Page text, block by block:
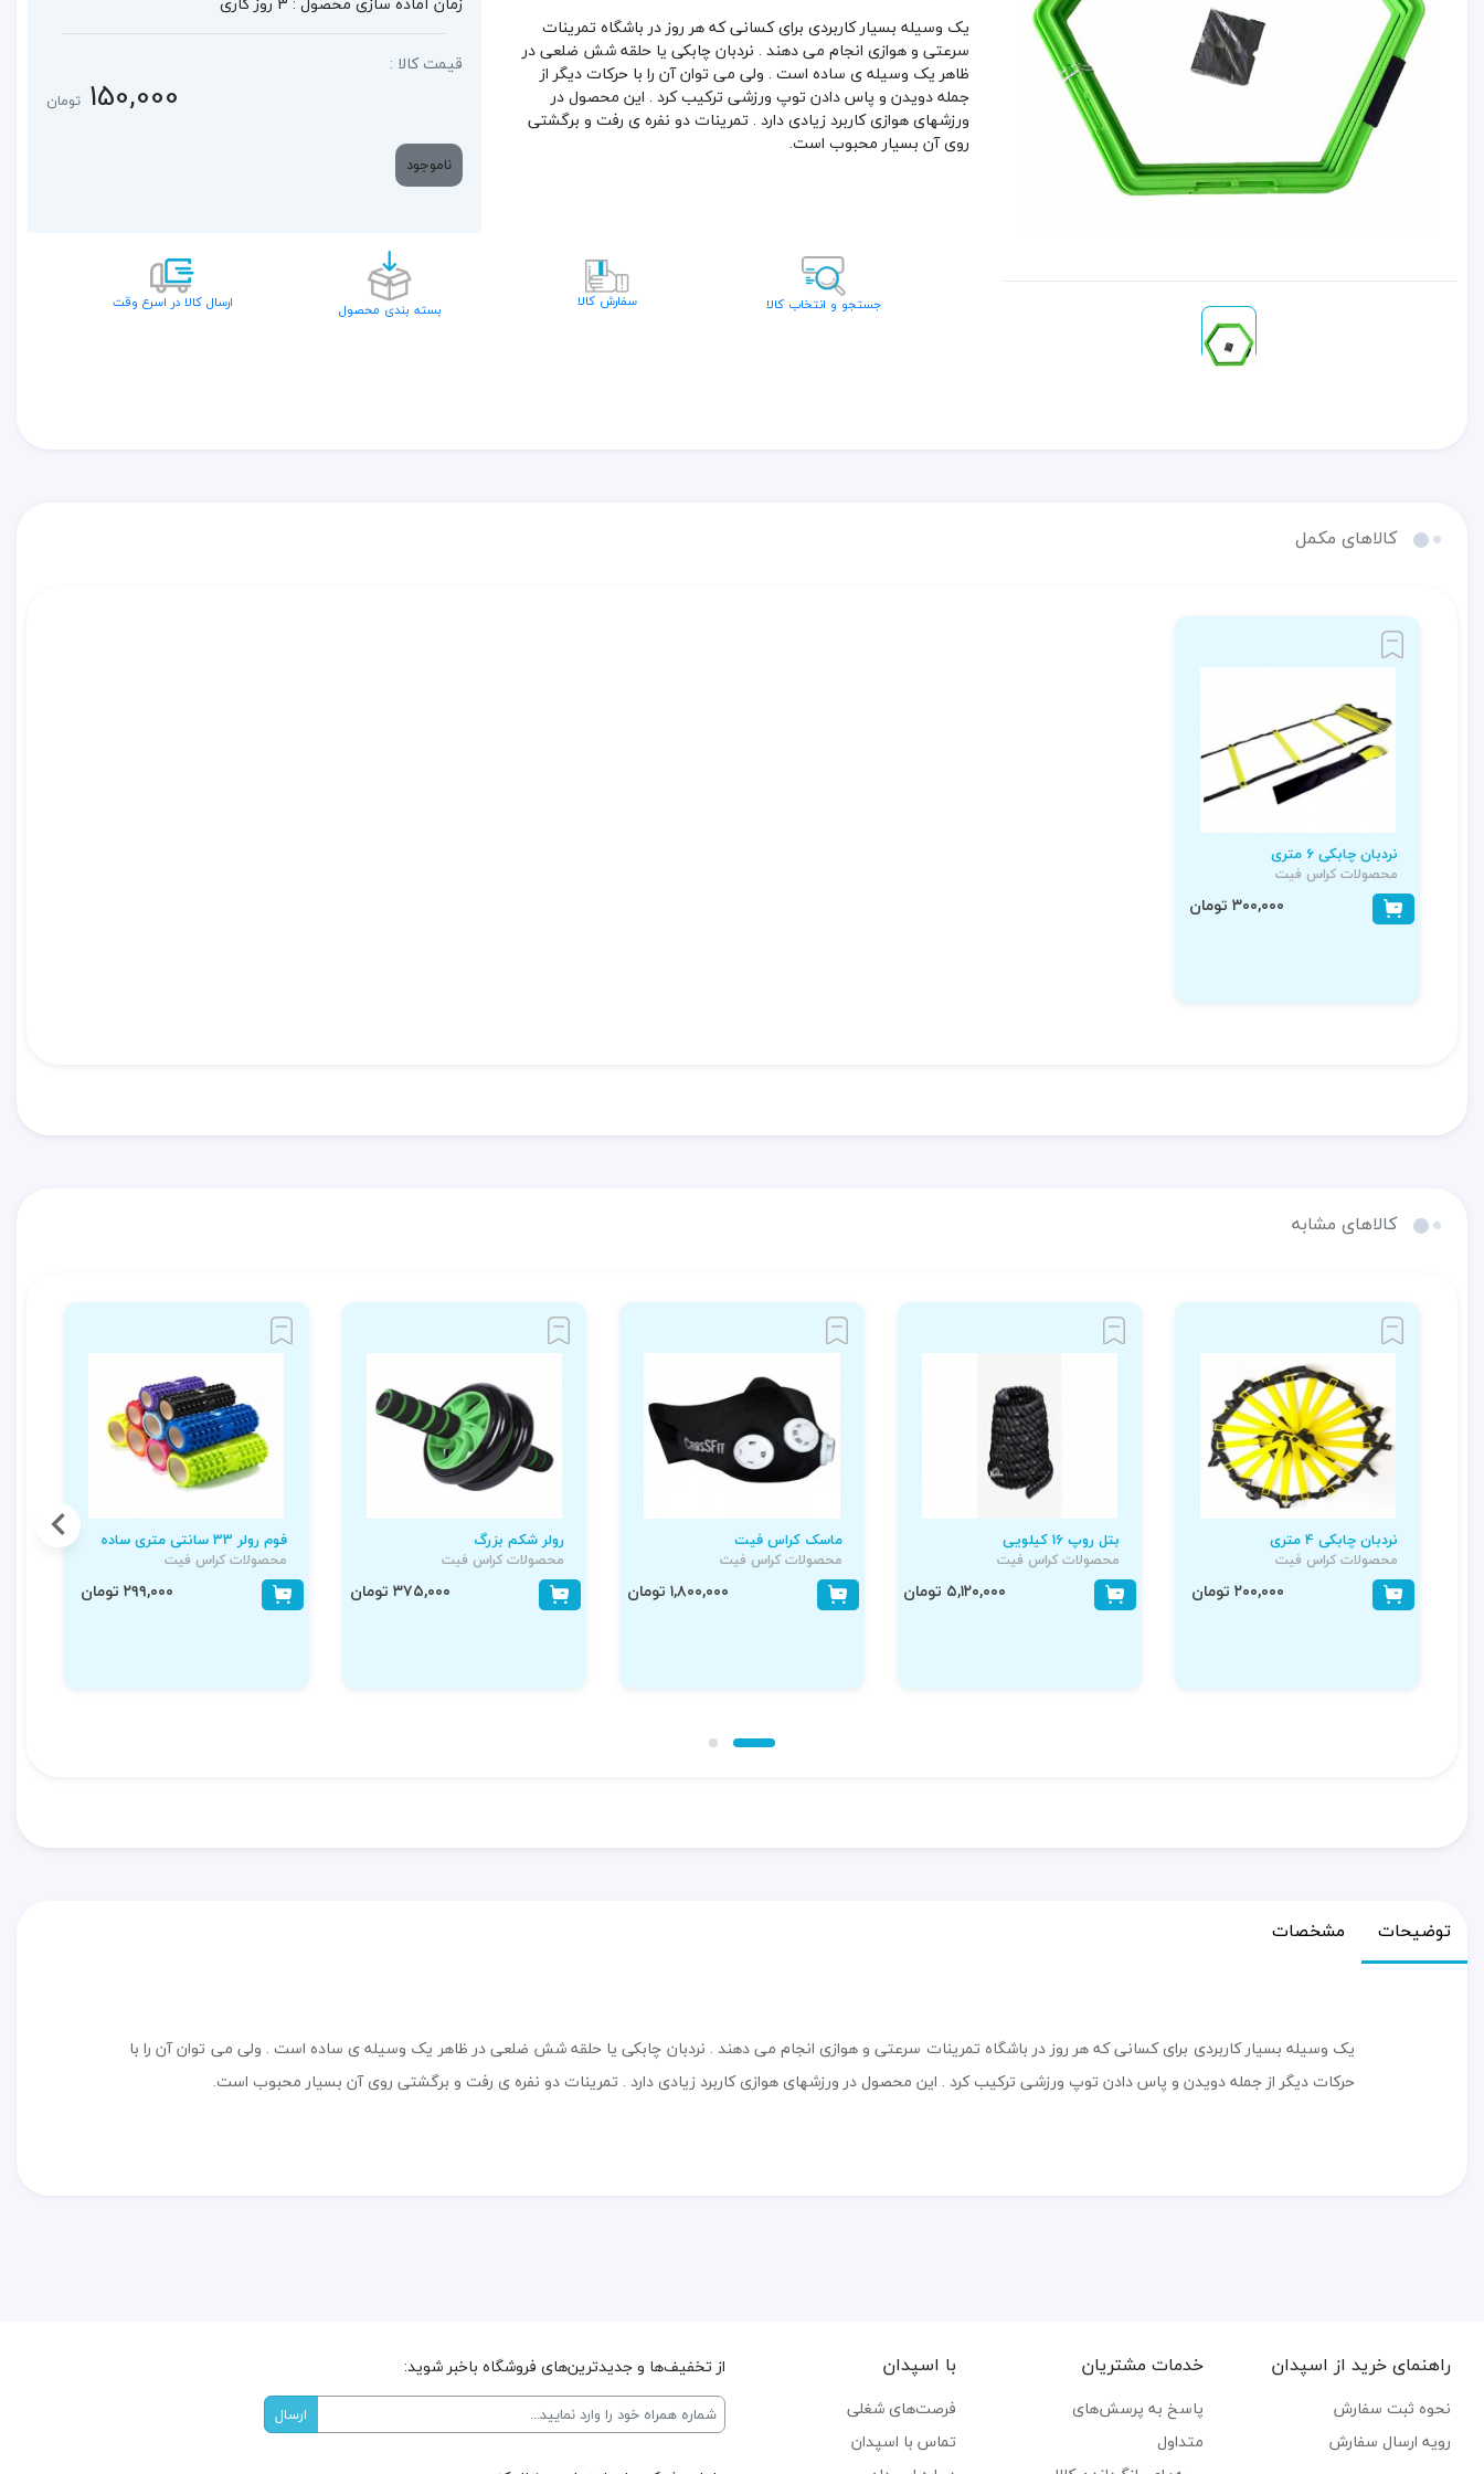
دسته : محصولات کراس فیت
یک وسیله بسیار کاربردی برای کسانی که هر روز در باشگاه تمرینات
سرعتی و هوازی انجام می دهند . نردبان چابکی یا حلقه شش ضلعی در
ظاهر یک وسیله ی ساده است . ولی می توان آن را با حرکات دیگر از
جمله دویدن و پاس دادن توپ ورزشی ترکیب کرد . این محصول در
ورزشهای هوازی کاربرد زیادی دارد . تمرینات دو نفره ی رفت و برگشتی
روی آن بسیار محبوب است.
قیمت کالا :
150,000 تومان
ناموجود
جستجو و انتخاب کالا سفارش کالا بسته بندی محصول ارسال کالا در اسرع وقت
کالاهای مکمل
نردبان چابکی 6 متری
محصولات کراس فیت
۳۰۰,۰۰۰ تومان
کالاهای مشابه
نردبان چابکی 4 متری
محصولات کراس فیت
۲۰۰,۰۰۰ تومان
بتل روپ 16 کیلویی
محصولات کراس فیت
۵,۱۲۰,۰۰۰ تومان
ماسک کراس فیت
محصولات کراس فیت
۱,۸۰۰,۰۰۰ تومان
رولر شکم بزرگ
محصولات کراس فیت
۳۷۵,۰۰۰ تومان
فوم رولر 33 سانتی متری ساده
محصولات کراس فیت
۲۹۹,۰۰۰ تومان
توضیحات مشخصات
یک وسیله بسیار کاربردی برای کسانی که هر روز در باشگاه تمرینات سرعتی و هوازی انجام می دهند . نردبان چابکی یا حلقه شش ضلعی در ظاهر یک وسیله ی ساده است . ولی می توان آن را با
حرکات دیگر از جمله دویدن و پاس دادن توپ ورزشی ترکیب کرد . این محصول در ورزشهای هوازی کاربرد زیادی دارد . تمرینات دو نفره ی رفت و برگشتی روی آن بسیار محبوب است.
راهنمای خرید از اسپدان
نحوه ثبت سفارش
رویه ارسال سفارش
خدمات مشتریان
پاسخ به پرسش‌های
متداول
با اسپدان
فرصت‌های شغلی
تماس با اسپدان
از تخفیف‌ها و جدیدترین‌های فروشگاه باخبر شوید: